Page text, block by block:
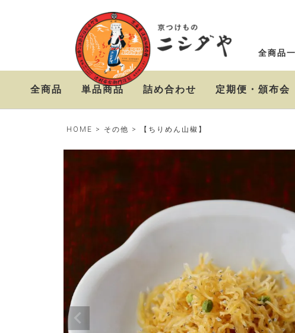
全商品
全商品 単品商品 詰め合わせ
ニシダやの定番お漬物
セット
おらがむら漬セット
お漬物＆高級茶漬けセ
ット
定期便・頒布会
HOME その他 【ちりめん山椒】